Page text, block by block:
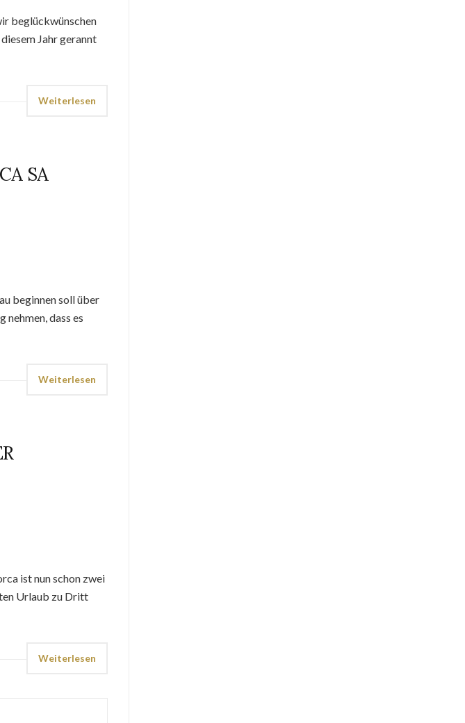
beglückwünschen
Jahr gerannt
Weiterlesen
SA
beginnen soll über
dass es
Weiterlesen
ist nun schon zwei
Urlaub zu Dritt
Weiterlesen